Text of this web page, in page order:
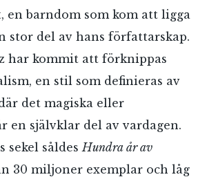
en barndom som kom att ligga
stor del av hans författarskap.
har kommit att förknippas
en stil som definieras av
det magiska eller
en självklar del av vardagen.
sekel såldes Hundra år av
30 miljoner exemplar och låg